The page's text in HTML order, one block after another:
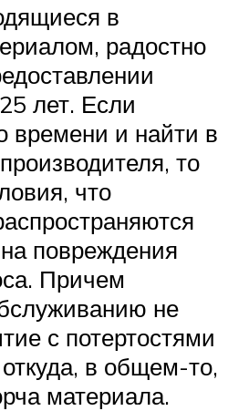
в
радостно
лет. Если
времени и найти в
то
что
повреждения
Причем
не
с потертостями
в общем-то,
материала.